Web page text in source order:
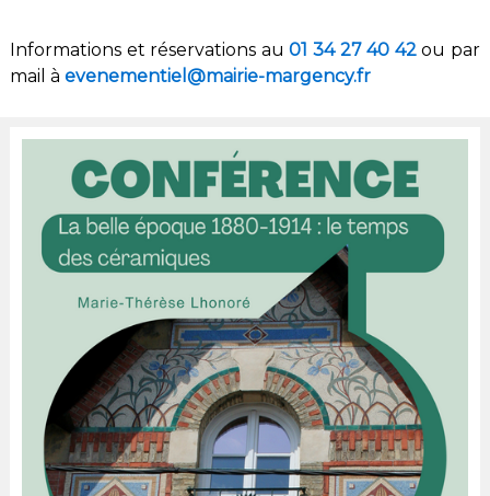
Informations et réservations au 01 34 27 40 42ou par
mail à evenementiel@mairie-margency.fr